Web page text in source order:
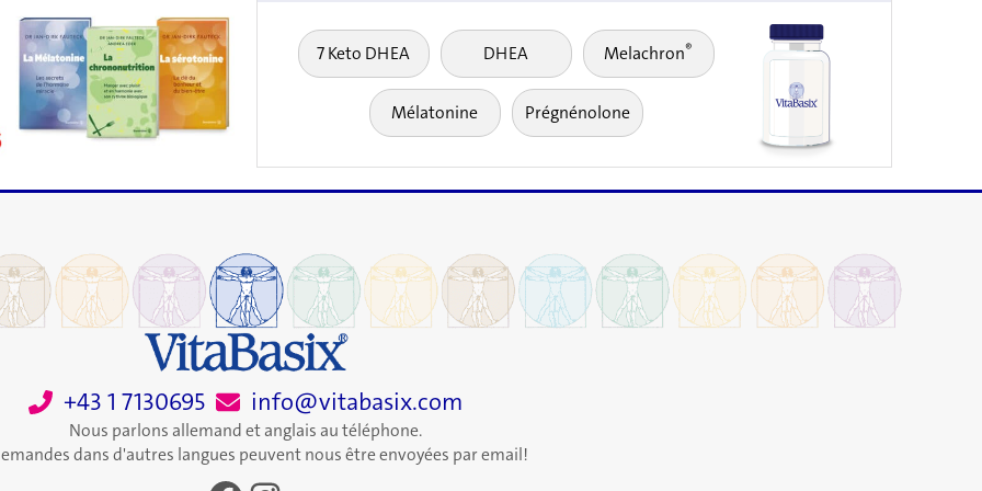
7 Keto DHEA DHEA Melachron®
Mélatonine Prégnénolone
+43 1 7130695 info@vitabasix.com
Nous parlons allemand et anglais au téléphone.
dans d'autres langues peuvent nous être envoyées par email!